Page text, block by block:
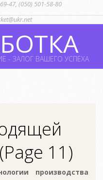
47, (050) 501-58-80
- ЗАЛОГ ВАШЕГО УСПЕХА
(Page 11)
производства